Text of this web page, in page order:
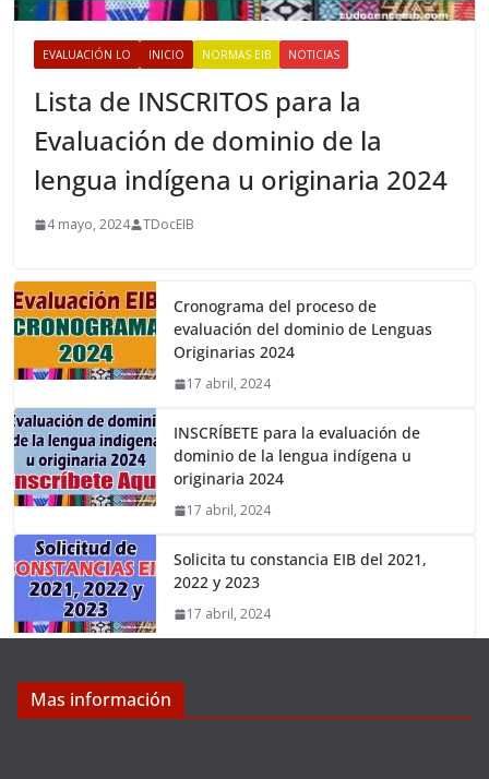
EVALUACIÓN LO INICIO NORMAS EIB NOTICIAS
Lista de INSCRITOS para la
Evaluación de dominio de la
lengua indígena u originaria 2024
4 mayo, 2024 TDocEIB
Cronograma del proceso de
evaluación del dominio de Lenguas
Originarias 2024
17 abril, 2024
INSCRÍBETE para la evaluación de
dominio de la lengua indígena u
originaria 2024
17 abril, 2024
Solicita tu constancia EIB del 2021,
2022 y 2023
17 abril, 2024
Mas información